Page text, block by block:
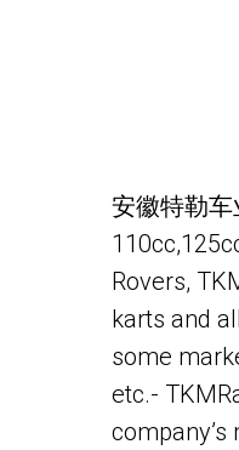
安徽特勒车
Rovers,
karts and
some
etc.-
company’s